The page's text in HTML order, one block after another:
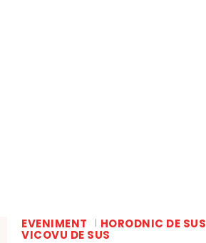
EVENIMENT HORODNIC DE SUS
VICOVU DE SUS